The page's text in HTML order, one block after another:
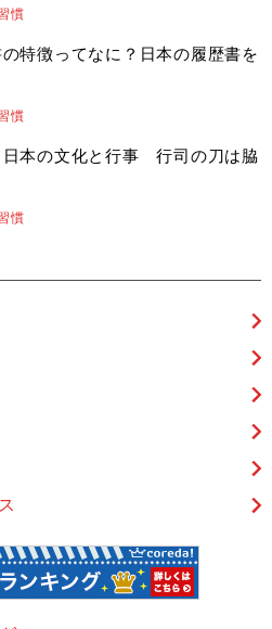
慣
特徴ってなに？日本の履歴書を
慣
日本の文化と行事 行司の刀は脇
慣